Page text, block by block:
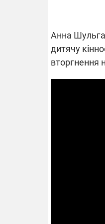
Анна Шульга
дитячу
вторгнення